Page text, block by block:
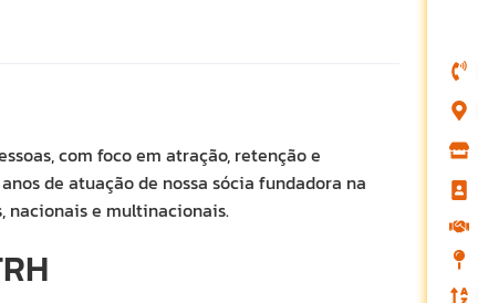
com foco em atração, retenção e
de atuação de nossa sócia fundadora na
nacionais e multinacionais.